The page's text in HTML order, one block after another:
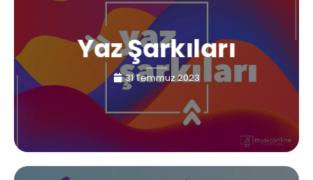
Yaz Şarkıları
31 Temmuz 2023